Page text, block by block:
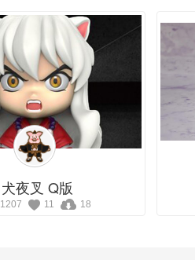
犬夜叉 Q版
1207 11 18